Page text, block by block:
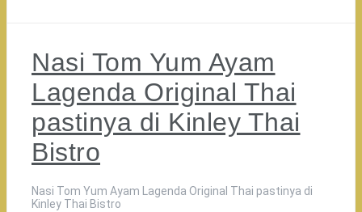
Nasi Tom Yum Ayam
Lagenda Original Thai
pastinya di Kinley Thai
Bistro
Nasi Tom Yum Ayam Lagenda Original Thai pastinya di
Kinley Thai Bistro